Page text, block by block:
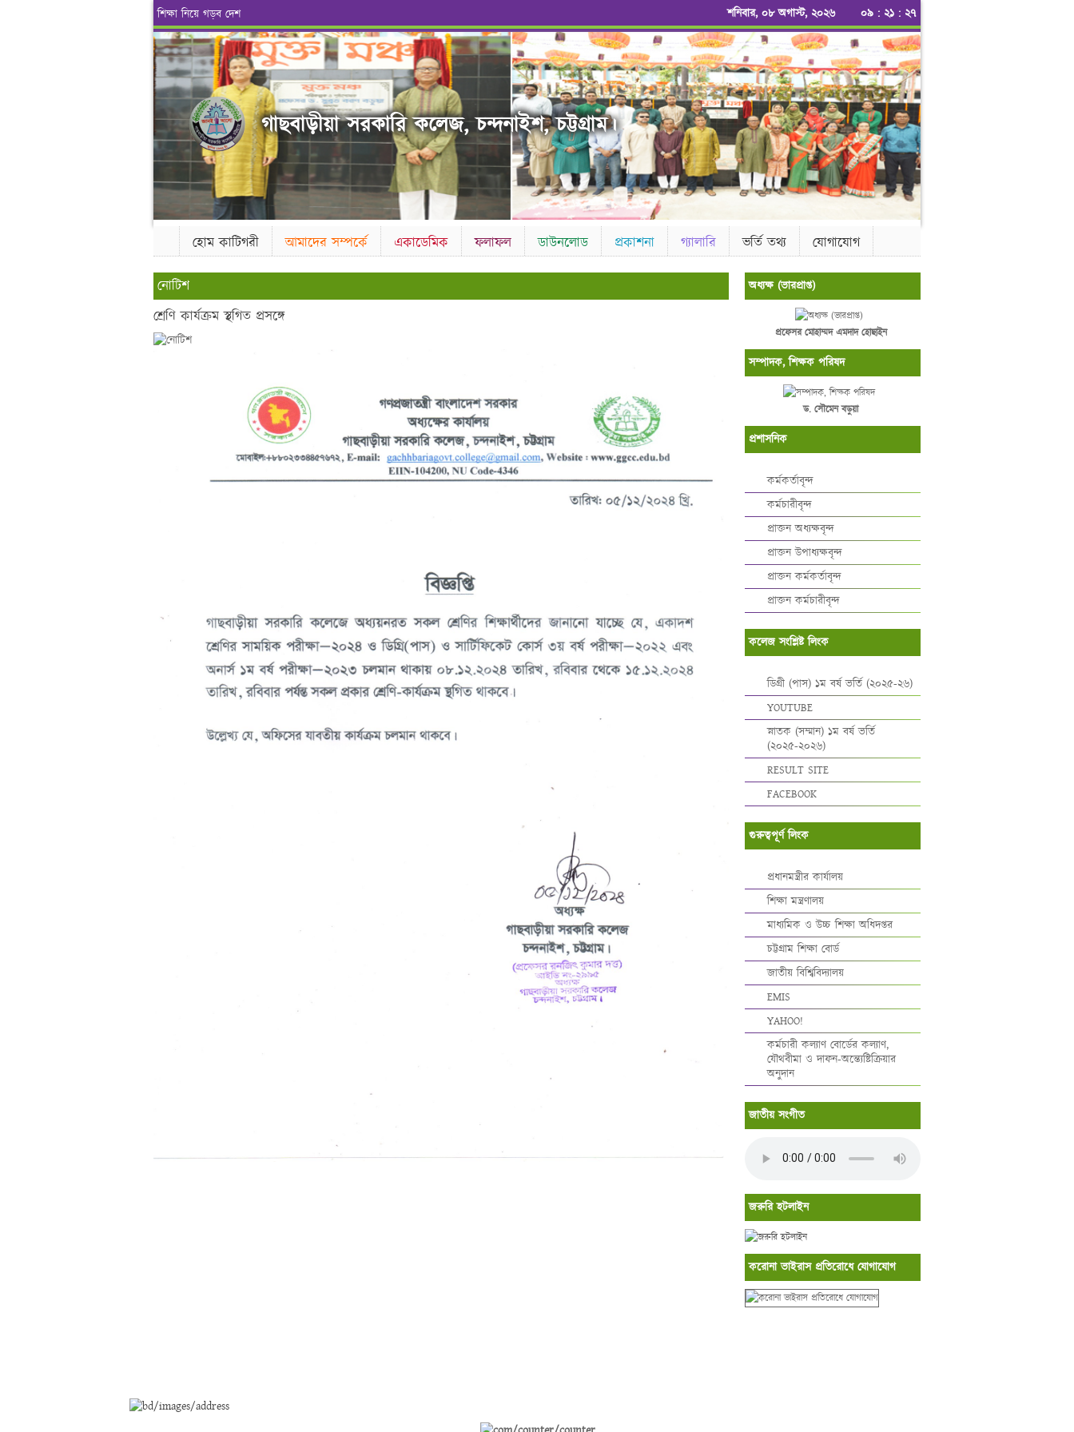
শিক্ষা নিয়ে গড়ব দেশ শনিবার, ০৮ অগাস্ট, ২০২৬ ০৯ : ২১ : ২৮
গাছবাড়ীয়া সরকারি কলেজ, চন্দনাইশ, চট্টগ্রাম।
হোম কাটিগরী আমাদের সম্পর্কে একাডেমিক ফলাফল ডাউনলোড প্রকাশনা গ্যালারি ভর্তি তথ্য যোগাযোগ
নোটিশ
শ্রেণি কার্যক্রম স্থগিত প্রসঙ্গে
অধ্যক্ষ (ভারপ্রাপ্ত)
প্রফেসর মোহাম্মদ এমদাদ হোছাইন
সম্পাদক, শিক্ষক পরিষদ
ড. সৌমেন বড়ুয়া
প্রশাসনিক
কর্মকর্তাবৃন্দ
কর্মচারীবৃন্দ
প্রাক্তন অধ্যক্ষবৃন্দ
প্রাক্তন উপাধ্যক্ষবৃন্দ
প্রাক্তন কর্মকর্তাবৃন্দ
প্রাক্তন কর্মচারীবৃন্দ
কলেজ সংশ্লিষ্ট লিংক
ডিগ্রী (পাস) ১ম বর্ষ ভর্তি (২০২৫-২৬)
YOUTUBE
স্নাতক (সম্মান) ১ম বর্ষ ভর্তি
(২০২৫-২০২৬)
RESULT SITE
FACEBOOK
গুরুত্বপূর্ণ লিংক
প্রধানমন্ত্রীর কার্যালয়
শিক্ষা মন্ত্রণালয়
মাধ্যমিক ও উচ্চ শিক্ষা অধিদপ্তর
চট্টগ্রাম শিক্ষা বোর্ড
জাতীয় বিশ্বিবিদ্যালয়
EMIS
YAHOO!
কর্মচারী কল্যাণ বোর্ডের কল্যাণ,
যৌথবীমা ও দাফন-অন্ত্যেষ্টিক্রিয়ার
অনুদান
জাতীয় সংগীত
জরুরি হটলাইন
করোনা ভাইরাস প্রতিরোধে যোগাযোগ